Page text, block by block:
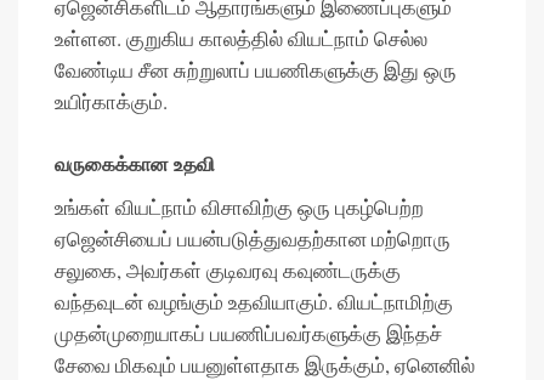
ஏஜென்சிகளிடம் ஆதாரங்களும் இணைப்புகளும்
உள்ளன. குறுகிய காலத்தில் வியட்நாம் செல்ல
வேண்டிய சீன சுற்றுலாப் பயணிகளுக்கு இது ஒரு
உயிர்காக்கும்.
வருகைக்கான உதவி
உங்கள் வியட்நாம் விசாவிற்கு ஒரு புகழ்பெற்ற
ஏஜென்சியைப் பயன்படுத்துவதற்கான மற்றொரு
சலுகை, அவர்கள் குடிவரவு கவுண்டருக்கு
வந்தவுடன் வழங்கும் உதவியாகும். வியட்நாமிற்கு
முதன்முறையாகப் பயணிப்பவர்களுக்கு இந்தச்
சேவை மிகவும் பயனுள்ளதாக இருக்கும், ஏனெனில்